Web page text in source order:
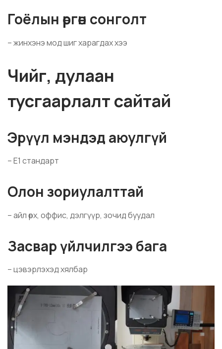
Гоёлын өргөн сонголт
– жинхэнэ мод шиг харагдах хээ
Чийг, дулаан
тусгаарлалт сайтай
Эрүүл мэндэд аюулгүй
– E1 стандарт
Олон зориулалттай
– айл өрх, оффис, дэлгүүр, зочид буудал
Засвар үйлчилгээ бага
– цэвэрлэхэд хялбар